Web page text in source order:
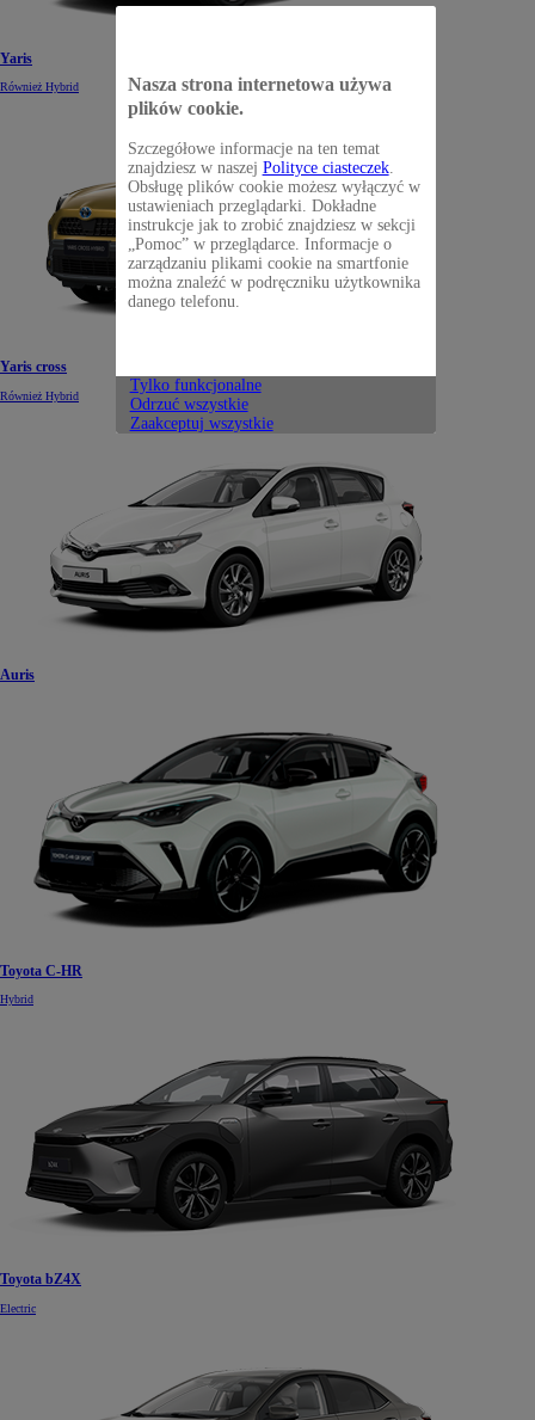
Yaris
Również Hybrid
Yaris cross
Również Hybrid
Auris
Toyota C-HR
Hybrid
Toyota bZ4X
Electric
Nasza strona internetowa używa
plików cookie.
Szczegółowe informacje na ten temat
znajdziesz w naszej Polityce ciasteczek.
Obsługę plików cookie możesz wyłączyć w
ustawieniach przeglądarki. Dokładne
instrukcje jak to zrobić znajdziesz w sekcji
„Pomoc” w przeglądarce. Informacje o
zarządzaniu plikami cookie na smartfonie
można znaleźć w podręczniku użytkownika
danego telefonu.
Tylko funkcjonalne
Odrzuć wszystkie
Zaakceptuj wszystkie